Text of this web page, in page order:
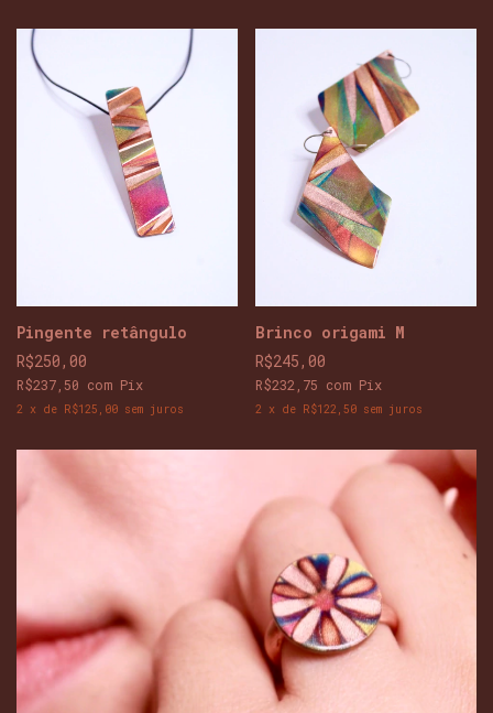
Pingente retângulo
R$250,00
R$237,50 com Pix
2 x de R$125,00 sem juros
Brinco origami M
R$245,00
R$232,75 com Pix
2 x de R$122,50 sem juros